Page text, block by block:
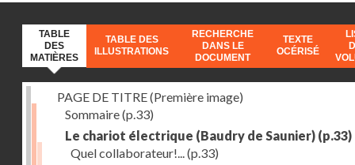
TABLE
DES
MATIÈRES
TABLE DES
ILLUSTRATIONS
RECHERCHE
DANS LE
DOCUMENT
TEXTE
OCÉRISÉ
PAGE DE TITRE (Première image)
Sommaire(p.33)
Le chariot électrique (Baudry de Saunier) (p.33)
Quel collaborateur!...
(p.33)